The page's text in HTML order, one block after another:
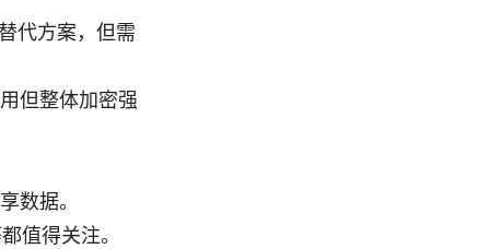
代方案，但需
但整体加密强
数据。
值得关注。